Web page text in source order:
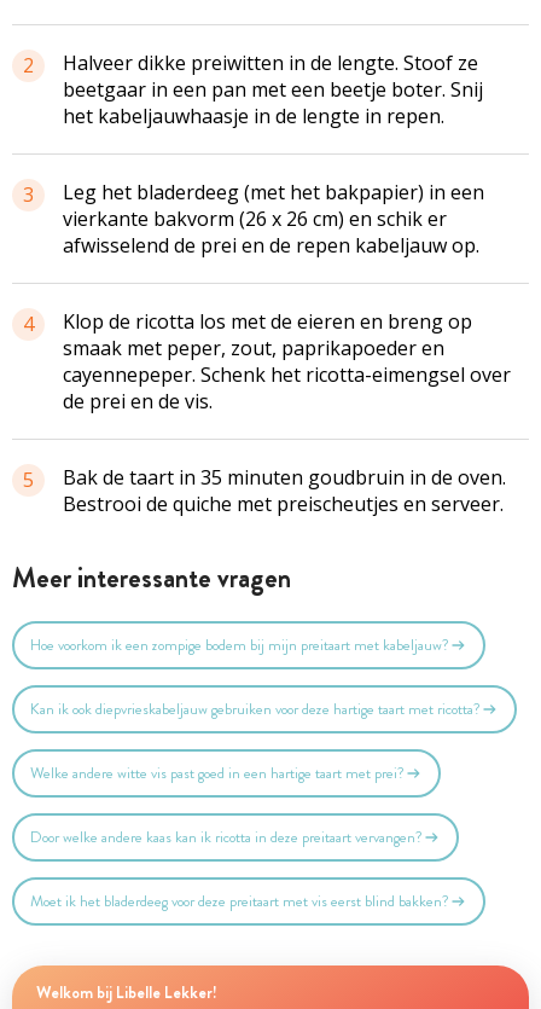
2 Halveer dikke preiwitten in de lengte. Stoof ze
beetgaar in een pan met een beetje boter. Snij
het kabeljauwhaasje in de lengte in repen.
3
Leg het bladerdeeg (met het bakpapier) in een
vierkante bakvorm (26 x 26 cm) en schik er
afwisselend de prei en de repen kabeljauw op.
4
Klop de ricotta los met de eieren en breng op
smaak met peper, zout, paprikapoeder en
cayennepeper. Schenk het ricotta-eimengsel over
de prei en de vis.
5
Bak de taart in 35 minuten goudbruin in de oven.
Bestrooi de quiche met preischeutjes en serveer.
Meer interessante vragen
Hoe voorkom ik een zompige bodem bij mijn preitaart met kabeljauw?
Kan ik ook diepvrieskabeljauw gebruiken voor deze hartige taart met ricotta?
Welke andere witte vis past goed in een hartige taart met prei?
Door welke andere kaas kan ik ricotta in deze preitaart vervangen?
Moet ik het bladerdeeg voor deze preitaart met vis eerst blind bakken?
Welkom bij Libelle Lekker!